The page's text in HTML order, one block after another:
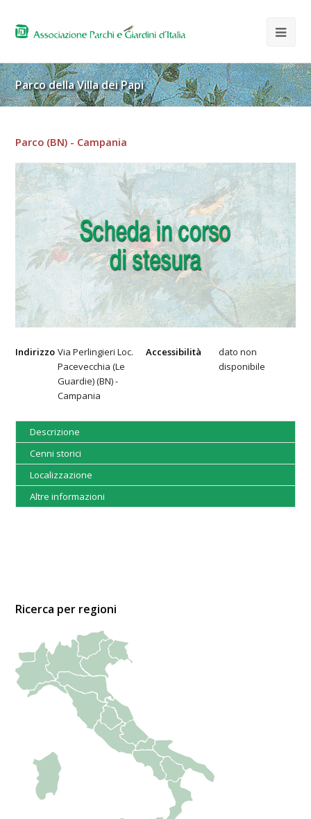
Parco della Villa dei Papi
Parco (BN) - Campania
Indirizzo Via Perlingieri Loc.
Pacevecchia (Le
Guardie) (BN) -
Campania
Accessibilità
dato non
disponibile
Descrizione
Cenni storici
Localizzazione
Altre informazioni
Ricerca per regioni